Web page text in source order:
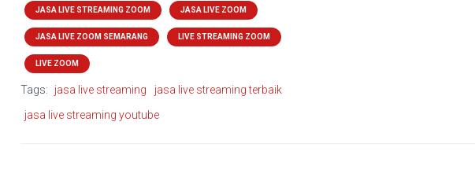
JASA LIVE STREAMING ZOOM JASA LIVE ZOOM
JASA LIVE ZOOM SEMARANG LIVE STREAMING ZOOM
LIVE ZOOM
Tags: jasa live streaming
jasa live streaming terbaik
jasa live streaming youtube